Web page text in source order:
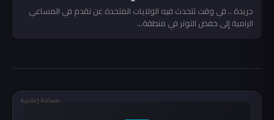
جريدة .. في وقت تتحدث فيه الولايات المتحدة عن تقدم في المساعي
الرامية إلى خفض التوتر في منطقة...
مساحة إعلانية